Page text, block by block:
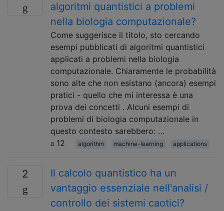
algoritmi quantistici a problemi
nella biologia computazionale?
Come suggerisce il titolo, sto cercando
esempi pubblicati di algoritmi quantistici
applicati a problemi nella biologia
computazionale. Chiaramente le probabilità
sono alte che non esistano (ancora) esempi
pratici - quello che mi interessa è una
prova dei concetti . Alcuni esempi di
problemi di biologia computazionale in
questo contesto sarebbero: …
12
algorithm machine-learning applications
2
Il calcolo quantistico ha un
vantaggio essenziale nell'analisi /
controllo dei sistemi caotici?